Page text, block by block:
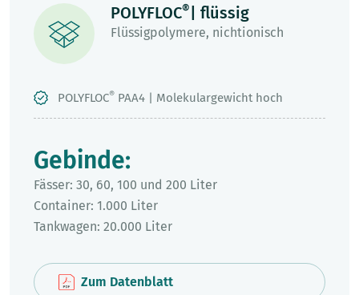
POLYFLOC® | flüssig
Flüssigpolymere, nichtionisch
POLYFLOC® PAA4 | Molekulargewicht hoch
Gebinde:
Fässer: 30, 60, 100 und 200 Liter
Container: 1.000 Liter
Tankwagen: 20.000 Liter
Zum Datenblatt